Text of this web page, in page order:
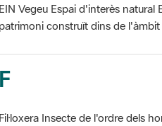
EIN Vegeu Espai d'interès
patrimoni construït dins de l'àmbit
F
Fil·loxera Insecte de l'ordre dels